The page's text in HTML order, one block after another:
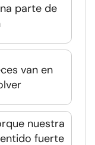
parte de
van en
nuestra
fuerte